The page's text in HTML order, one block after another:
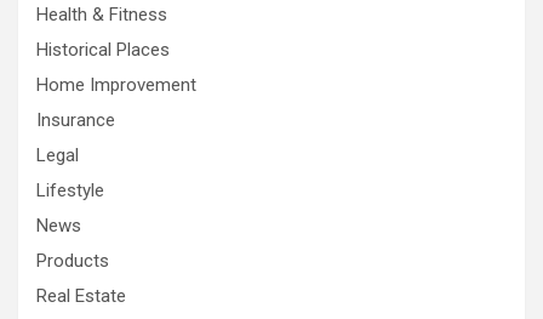
Health & Fitness
Historical Places
Home Improvement
Insurance
Legal
Lifestyle
News
Products
Real Estate